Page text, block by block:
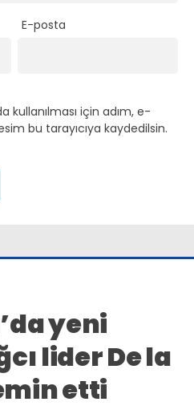
E-posta
kullanılması için adım, e-
bu tarayıcıya kaydedilsin.
yeni
lider De la
etti